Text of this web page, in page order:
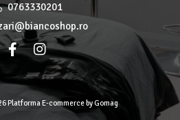
0763330201
Platforma E-commerce by Gomag